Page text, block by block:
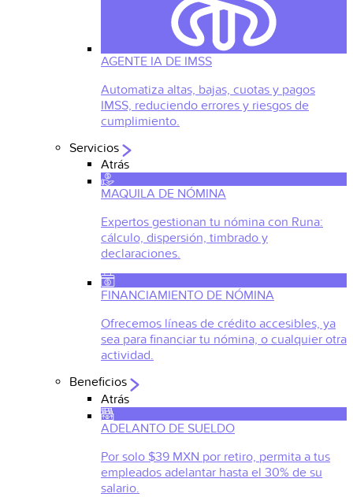
AGENTE IA DE IMSS
Automatiza altas, bajas, cuotas y pagos
IMSS, reduciendo errores y riesgos de
cumplimiento.
Servicios
Atrás
MAQUILA DE NÓMINA
Expertos gestionan tu nómina con Runa:
cálculo, dispersión, timbrado y
declaraciones.
FINANCIAMIENTO DE NÓMINA
Ofrecemos líneas de crédito accesibles, ya
sea para financiar tu nómina, o cualquier otra
actividad.
Beneficios
Atrás
ADELANTO DE SUELDO
Por solo $39 MXN por retiro, permita a tus
empleados adelantar hasta el 30% de su
salario.